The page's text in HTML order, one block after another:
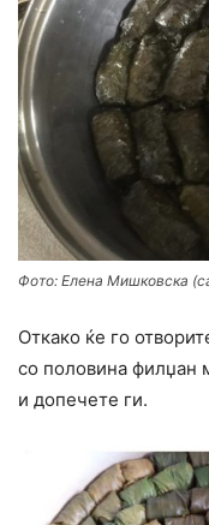
Фото: Елена Мишковска
Откако ќе го
со половина филџан
и допечете ги.